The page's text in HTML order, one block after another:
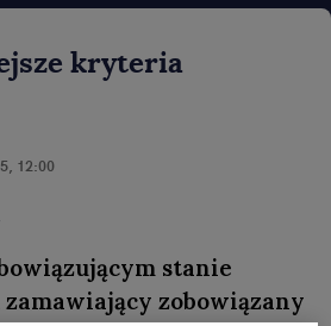
kryteria
12:00
stanie
zobowiązany